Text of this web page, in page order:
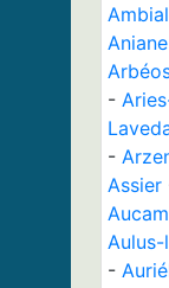
Aniane
-
-
Assier
-